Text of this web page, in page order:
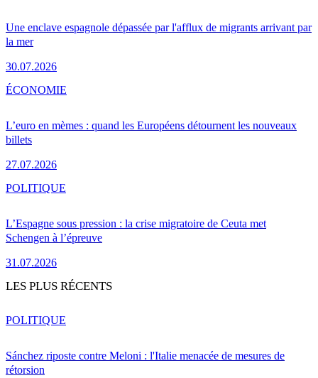
Une enclave espagnole dépassée par l'afflux de migrants arrivant par
la mer
30.07.2026
L’euro en mèmes : quand les Européens détournent les nouveaux
billets
27.07.2026
ÉCONOMIE
L’Espagne sous pression : la crise migratoire de Ceuta met
Schengen à l’épreuve
31.07.2026
POLITIQUE
LES PLUS RÉCENTS
Sánchez riposte contre Meloni : l'Italie menacée de mesures de
rétorsion
POLITIQUE